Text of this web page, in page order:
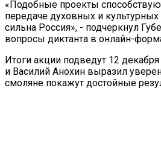
«Подобные проекты
передаче духовных и
сильна Россия», - подчеркнул
вопросы диктанта в онлайн-
Итоги акции подведут 12
и Василий Анохин выразил
смоляне покажут достойные